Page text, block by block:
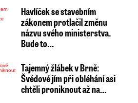
Havlíček se stavebním
zákonem protlačil změnu
názvu svého ministerstva.
Bude to…
Tajemný žlábek v Brně:
Švédové jím při obléhání asi
chtěli proniknout až na…